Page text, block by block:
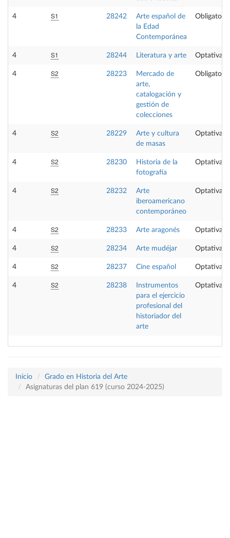
4 S1 28242
Arte español de
la Edad
Contemporánea
Obligatoria
4 S1 28244 Literatura y arte Optativa
4 S2 28223
Mercado de
arte,
catalogación y
gestión de
colecciones
Obligatoria
4 S2 28229
Arte y cultura
de masas
Optativa
4 S2 28230
Historia de la
fotografía
Optativa
4 S2 28232
Arte
iberoamericano
contemporáneo
Optativa
4 S2 28233 Arte aragonés Optativa
4 S2 28234 Arte mudéjar Optativa
4 S2 28237 Cine español Optativa
4 S2 28238
Instrumentos
para el ejercicio
profesional del
historiador del
arte
Optativa
Inicio
Grado en Historia del Arte
Asignaturas del plan 619 (curso 2024-2025)